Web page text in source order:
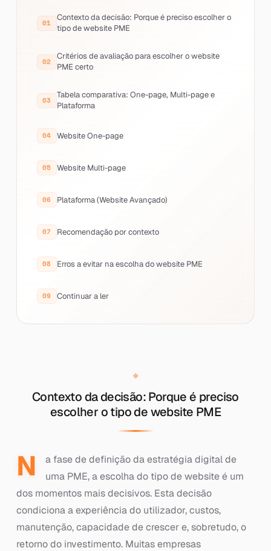
Contexto da decisão: Porque é preciso escolher o
tipo de website PME
Critérios de avaliação para escolher o website
PME certo
Tabela comparativa: One-page, Multi-page e
Plataforma
Website One-page
Website Multi-page
Plataforma (Website Avançado)
Recomendação por contexto
Erros a evitar na escolha do website PME
Continuar a ler
Contexto da decisão: Porque é preciso
escolher o tipo de website PME
N
a fase de definição da estratégia digital de
uma PME, a escolha do tipo de website é um
dos momentos mais decisivos. Esta decisão
condiciona a experiência do utilizador, custos,
manutenção, capacidade de crescer e, sobretudo, o
retorno do investimento. Muitas empresas